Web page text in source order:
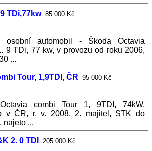
TDi,77kw 85 000 Kč
osobní automobil - Škoda Octavia
9 TDi, 77 kw, v provozu od roku 2006,
...
Tour, 1,9TDI, ČR 95 000 Kč
combi Tour 1, 9TDI, 74kW,
v ČR, r. v. 2008, 2. majitel, STK do
najeto ...
2. 0 TDI
205 000 Kč